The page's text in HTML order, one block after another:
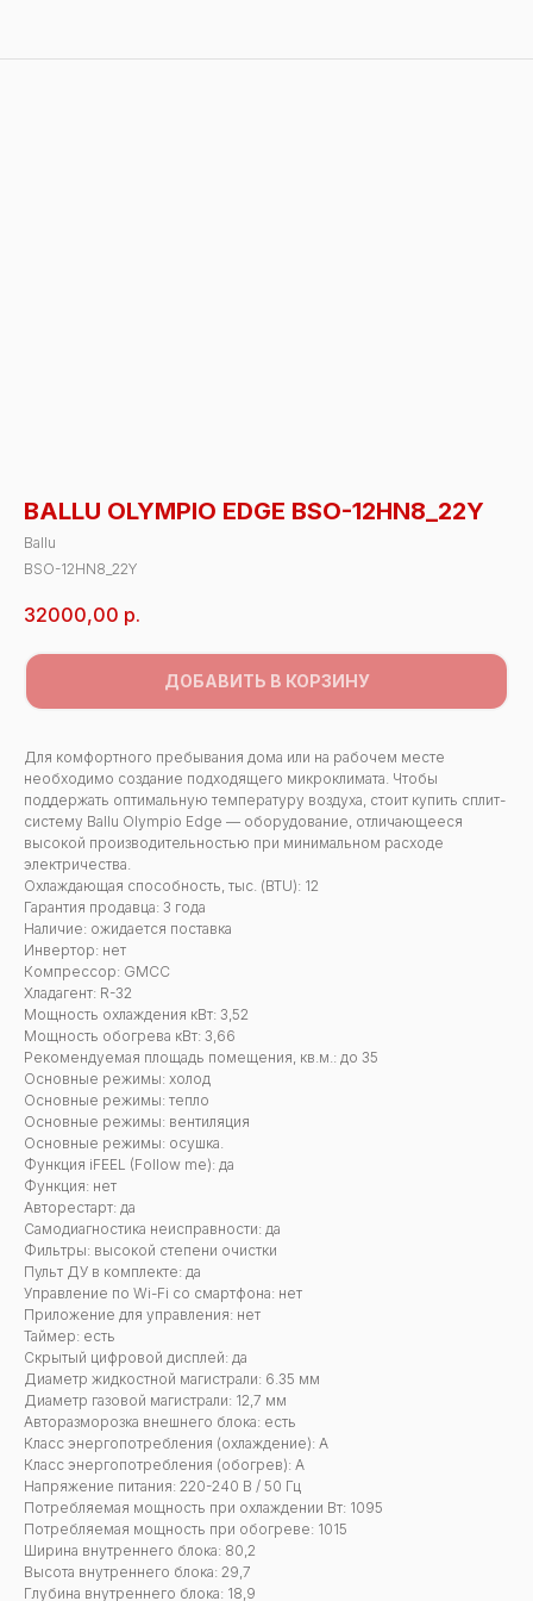
BALLU OLYMPIO EDGE BSO-12HN8_22Y
Ballu
BSO-12HN8_22Y
32000,00 р.
ДОБАВИТЬ В КОРЗИНУ
Для комфортного пребывания дома или на рабочем месте
необходимо создание подходящего микроклимата. Чтобы
поддержать оптимальную температуру воздуха, стоит купить сплит-
систему Ballu Olympio Edge — оборудование, отличающееся
высокой производительностью при минимальном расходе
электричества.
Охлаждающая способность, тыс. (BTU): 12
Гарантия продавца: 3 года
Наличие: ожидается поставка
Инвертор: нет
Компрессор: GMCC
Хладагент: R-32
Мощность охлаждения кВт: 3,52
Мощность обогрева кВт: 3,66
Рекомендуемая площадь помещения, кв.м.: до 35
Основные режимы: холод
Основные режимы: тепло
Основные режимы: вентиляция
Основные режимы: осушка.
Функция iFEEL (Follow me): да
Функция: нет
Авторестарт: да
Самодиагностика неисправности: да
Фильтры: высокой степени очистки
Пульт ДУ в комплекте: да
Управление по Wi-Fi со смартфона: нет
Приложение для управления: нет
Таймер: есть
Скрытый цифровой дисплей: да
Диаметр жидкостной магистрали: 6.35 мм
Диаметр газовой магистрали: 12,7 мм
Авторазморозка внешнего блока: есть
Класс энергопотребления (охлаждение): А
Класс энергопотребления (обогрев): А
Напряжение питания: 220-240 В / 50 Гц
Потребляемая мощность при охлаждении Вт: 1095
Потребляемая мощность при обогреве: 1015
Ширина внутреннего блока: 80,2
Высота внутреннего блока: 29,7
Глубина внутреннего блока: 18,9